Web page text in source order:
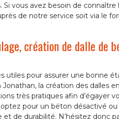
vous avez besoin de connaître
de notre service soit via le
création de dalle de
utiles pour assurer une bonne
la création des dalles
très pratiques afin d’égayer
pour un béton désactivé
de durabilité. N’hésitez donc